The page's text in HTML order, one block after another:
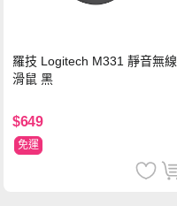
羅技 Logitech M331 靜音無線
滑鼠 黑
$649
免運